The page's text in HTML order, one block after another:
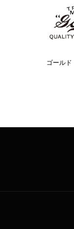
ゴールド